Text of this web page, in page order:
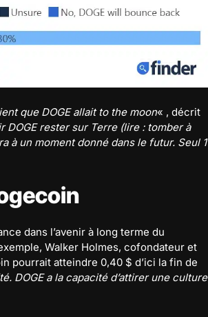
que DOGE allait to the moon« , décrit
DOGE rester sur Terre (lire : tomber à
à un moment donné dans le futur. Seul 1
dans l’avenir à long terme du
Walker Holmes, cofondateur et
pourrait atteindre 0,40 $ d’ici la fin de
DOGE a la capacité d’attirer une culture